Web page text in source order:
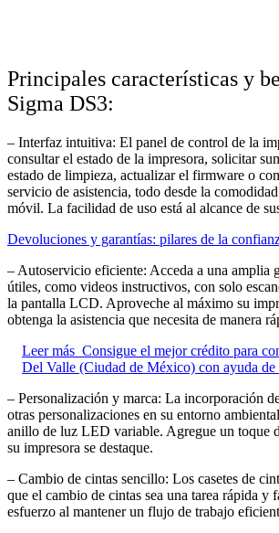
Principales características y
Sigma DS3:
– Interfaz intuitiva: El panel de control de la
consultar el estado de la impresora, solicitar
estado de limpieza, actualizar el firmware o
servicio de asistencia, todo desde la
móvil. La facilidad de uso está al alcance de
Devoluciones y garantías: pilares de la
– Autoservicio eficiente: Acceda a una amplia
útiles, como videos instructivos, con solo
la pantalla LCD. Aproveche al máximo su
obtenga la asistencia que necesita de manera
Leer más Consigue el mejor crédito para
Del Valle (Ciudad de México) con ayuda de
– Personalización y marca: La incorporación
otras personalizaciones en su entorno
anillo de luz LED variable. Agregue un toque
su impresora se destaque.
– Cambio de cintas sencillo: Los casetes de
que el cambio de cintas sea una tarea rápida
esfuerzo al mantener un flujo de trabajo